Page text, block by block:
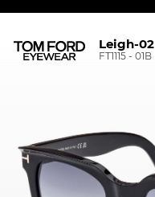
Leigh-02
FT1115 - 01B